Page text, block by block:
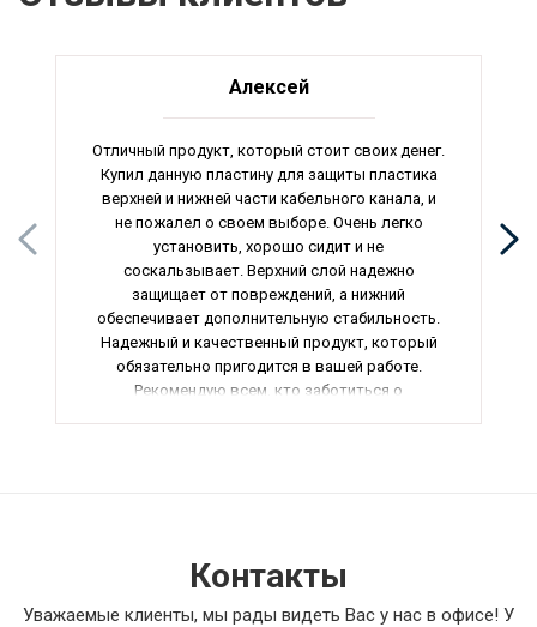
Алексей
Отличный продукт, который стоит своих денег.
Купил данную пластину для защиты пластика
верхней и нижней части кабельного канала, и
не пожалел о своем выборе. Очень легко
установить, хорошо сидит и не
соскальзывает. Верхний слой надежно
защищает от повреждений, а нижний
обеспечивает дополнительную стабильность.
Надежный и качественный продукт, который
обязательно пригодится в вашей работе.
Рекомендую всем, кто заботиться о
Контакты
Уважаемые клиенты, мы рады видеть Вас у нас в офисе! У